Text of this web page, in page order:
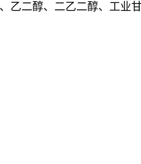
二醇、二乙二醇、工业